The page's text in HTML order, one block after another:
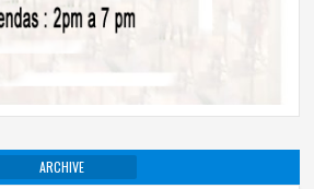
ARCHIVE